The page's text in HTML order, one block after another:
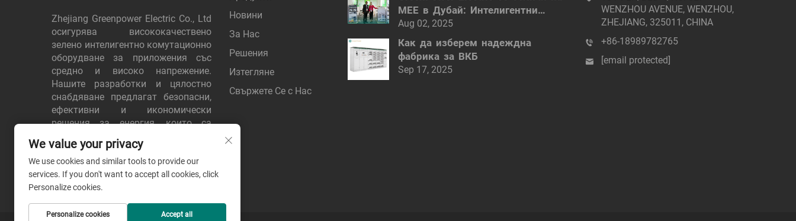
Zhejiang Greenpower Electric Co., Ltd
осигурява висококачествено
зелено интелигентно комутационно
оборудване за приложения със
средно и високо напрежение.
Нашите разработки и цялостно
снабдяване предлагат безопасни,
ефективни и икономически
решения за енергия, които са
доверени от клиенти по целия свят.
Поискайте оферта днес.
Новини
За Нас
Решения
Изтегляне
Свържете Се с Нас
MEE в Дубай: Интелигентни
електрически решения
Aug 02, 2025
Как да изберем надеждна
фабрика за ВКБ
Sep 17, 2025
WENZHOU AVENUE, WENZHOU,
ZHEJIANG, 325011, CHINA
+86-18989782765
[email protected]
We value your privacy
We use cookies and similar tools to provide our
services. If you don't want to accept all cookies, click
Personalize cookies.
Personalize cookies Accept all